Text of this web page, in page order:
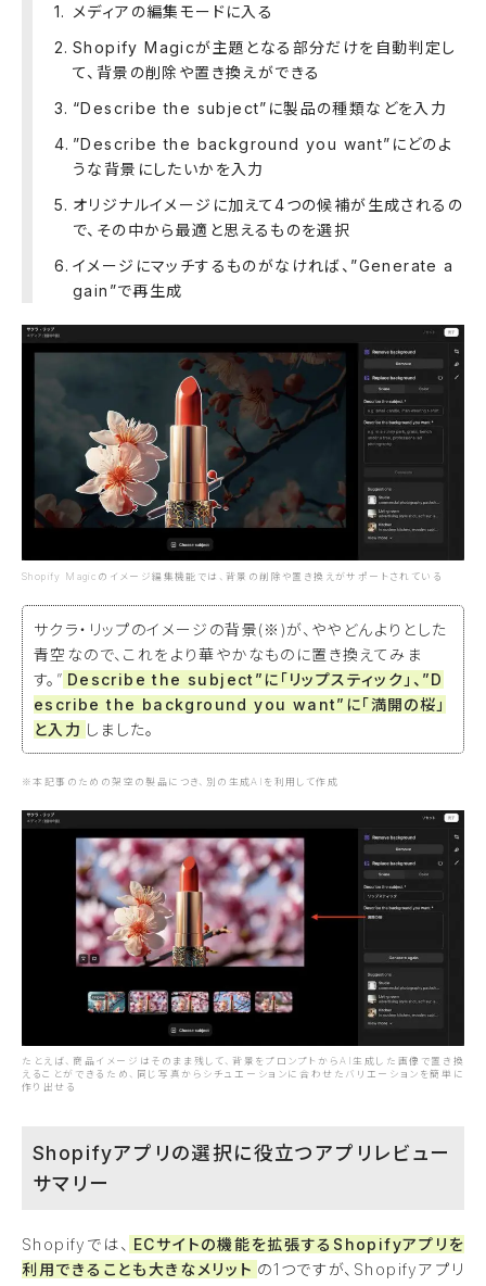
メディアの編集モードに入る
Shopify Magicが主題となる部分だけを自動判定し
て、背景の削除や置き換えができる
“Describe the subject”に製品の種類などを入力
”Describe the background you want”にどのよ
うな背景にしたいかを入力
オリジナルイメージに加えて4つの候補が生成されるの
で、その中から最適と思えるものを選択
イメージにマッチするものがなければ、”Generate a
gain”で再生成
Shopify Magicのイメージ編集機能では、背景の削除や置き換えがサポートされている
サクラ・リップのイメージの背景(※)が、ややどんよりとした
青空なので、これをより華やかなものに置き換えてみま
す。” Describe the subject”に「リップスティック」、”D
escribe the background you want”に「満開の桜」
と入力 しました。
※本記事のための架空の製品につき、別の生成AIを利用して作成
たとえば、商品イメージはそのまま残して、背景をプロンプトからAI生成した画像で置き換
えることができるため、同じ写真からシチュエーションに合わせたバリエーションを簡単に
作り出せる
Shopifyアプリの選択に役立つアプリレビュー
サマリー
Shopifyでは、 ECサイトの機能を拡張するShopifyアプリを
利用できることも大きなメリット の1つですが、Shopifyアプリ